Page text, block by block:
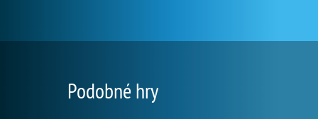
Podobné hry